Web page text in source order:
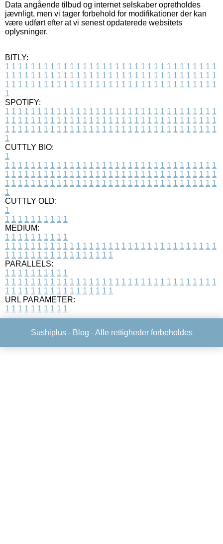
Data angående tilbud og internet selskaber opretholdes
jævnligt, men vi tager forbehold for modifikationer der kan
være udført efter at vi senest opdaterede websitets
oplysninger.
BITLY:
1 1 1 1 1 1 1 1 1 1 1 1 1 1 1 1 1 1 1 1 1 1 1 1 1 1 1 1 1 1 1 1 1
1 1 1 1 1 1 1 1 1 1 1 1 1 1 1 1 1 1 1 1 1 1 1 1 1 1 1 1 1 1 1 1 1
1 1 1 1 1 1 1 1 1 1 1 1 1 1 1 1 1 1 1 1 1 1 1 1 1 1 1 1 1 1 1 1 1
1
SPOTIFY:
1 1 1 1 1 1 1 1 1 1 1 1 1 1 1 1 1 1 1 1 1 1 1 1 1 1 1 1 1 1 1 1 1
1 1 1 1 1 1 1 1 1 1 1 1 1 1 1 1 1 1 1 1 1 1 1 1 1 1 1 1 1 1 1 1 1
1 1 1 1 1 1 1 1 1 1 1 1 1 1 1 1 1 1 1 1 1 1 1 1 1 1 1 1 1 1 1 1 1
1
CUTTLY BIO:
1
1 1 1 1 1 1 1 1 1 1 1 1 1 1 1 1 1 1 1 1 1 1 1 1 1 1 1 1 1 1 1 1 1
1 1 1 1 1 1 1 1 1 1 1 1 1 1 1 1 1 1 1 1 1 1 1 1 1 1 1 1 1 1 1 1 1
1 1 1 1 1 1 1 1 1 1 1 1 1 1 1 1 1 1 1 1 1 1 1 1 1 1 1 1 1 1 1 1 1
1
CUTTLY OLD:
1
1 1 1 1 1 1 1 1 1 1
MEDIUM:
1 1 1 1 1 1 1 1 1 1
1 1 1 1 1 1 1 1 1 1 1 1 1 1 1 1 1 1 1 1 1 1 1 1 1 1 1 1 1 1 1 1 1
1 1 1 1 1 1 1 1 1 1 1 1 1 1 1 1 1
PARALLELS:
1 1 1 1 1 1 1 1 1 1
1 1 1 1 1 1 1 1 1 1 1 1 1 1 1 1 1 1 1 1 1 1 1 1 1 1 1 1 1 1 1 1 1
1 1 1 1 1 1 1 1 1 1 1 1 1 1 1 1 1
URL PARAMETER:
1 1 1 1 1 1 1 1 1 1
Sushiplus - Blog - Alle rettigheder forbeholdes